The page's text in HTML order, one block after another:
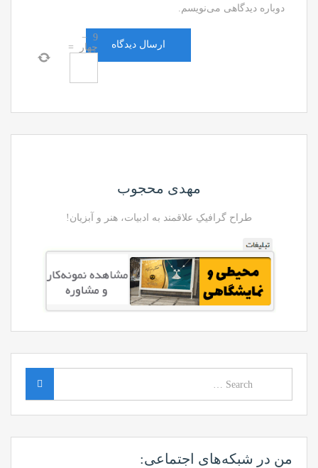
دوباره دیدگاهی می‌نویسم.
9
−
چهار
=
مهدی محجوب
طراح گرافیکِ علاقمند به ادبیات، هنر و آبزیان!
Search
من در شبکه‌های اجتماعی: